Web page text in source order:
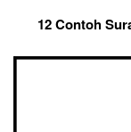
12 Contoh